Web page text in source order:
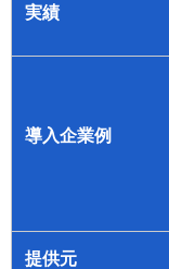
実績
導入企業例
提供元